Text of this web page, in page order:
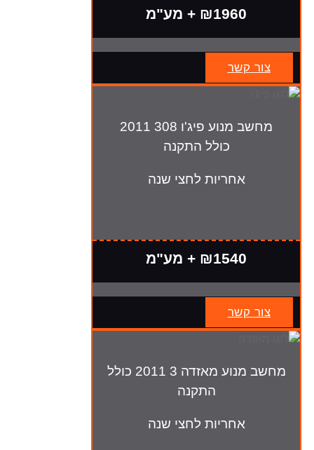
₪1960 + מע"מ
צור קשר
מחשב מנוע פיג'ו 308 2011
כולל התקנה
אחריות לחצי שנה
₪1540 + מע"מ
צור קשר
מחשב מנוע מאזדה 3 2011 כולל
התקנה
אחריות לחצי שנה